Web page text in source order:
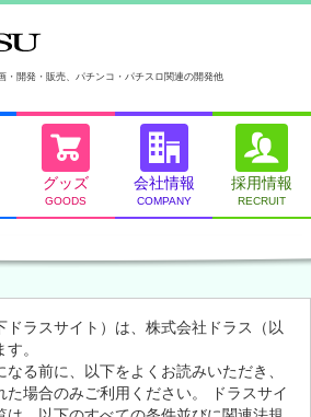
・開発・販売、パチンコ・パチスロ関連の開発他
グッズ
GOODS
会社情報
COMPANY
採用情報
RECRUIT
ドラスサイト）は、株式会社ドラス（以
。
なる前に、以下をよくお読みいただき、
た場合のみご利用ください。 ドラスサイ